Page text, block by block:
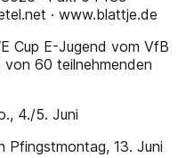
· www.blattje.de
Cup E-Jugend vom VfB
60 teilnehmenden
4./5. Juni
Pfingstmontag, 13. Juni